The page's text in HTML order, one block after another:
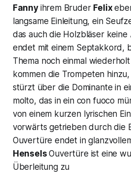
Fanny ihrem Bruder Felix
langsame Einleitung, ein
das auch die Holzbläser
endet mit einem Septakkord,
Thema noch einmal
kommen die Trompeten
stürzt über die Dominante in
molto, das in ein con fuoco
von einem kurzen lyrischen
vorwärts getrieben durch die
Ouvertüre endet in
HenselsOuvertüre ist eine
Überleitung zu